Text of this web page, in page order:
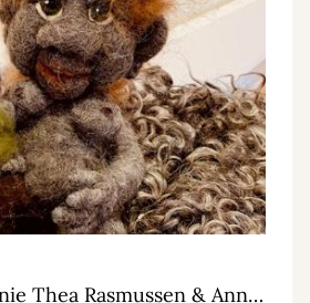
Udstilling: Connie Thea Rasmussen & Annelise Cordua